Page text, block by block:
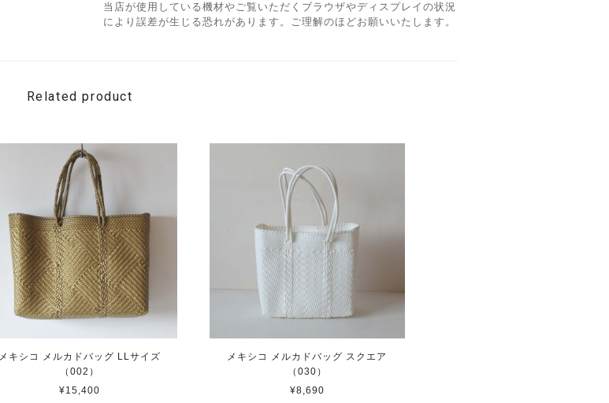
当店が使用している機材やご覧いただくブラウザやディスプレイの状況
により誤差が生じる恐れがあります。ご理解のほどお願いいたします。
Related product
メキシコ メルカドバッグ LLサイズ
（002）
¥15,400
メキシコ メルカドバッグ スクエア
（030）
¥8,690